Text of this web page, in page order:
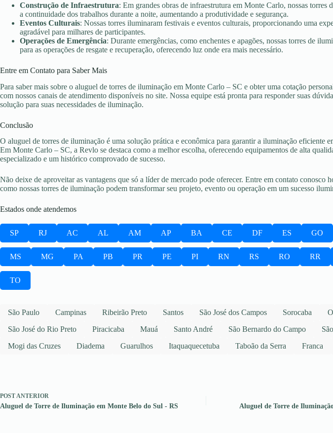
Construção de Infraestrutura: Em grandes obras de infraestrutura em Monte Carlo, nossas torres
a continuidade dos trabalhos durante a noite, aumentando a produtividade e segurança.
Eventos Culturais: Nossas torres iluminaram festivais e eventos culturais, proporcionando uma
agradável para milhares de participantes.
Operações de Emergência: Durante emergências, como enchentes e apagões, nossas torres de
para as operações de resgate e recuperação, oferecendo luz onde era mais necessário.
Entre em Contato para Saber Mais
Para saber mais sobre o aluguel de torres de iluminação em Monte Carlo – SC e obter uma cotação
com nossos canais de atendimento disponíveis no site. Nossa equipe está pronta para responder suas
solução para suas necessidades de iluminação.
Conclusão
O aluguel de torres de iluminação é uma solução prática e econômica para garantir a iluminação eficiente
Em Monte Carlo – SC, a Revlo se destaca como a melhor escolha, oferecendo equipamentos de alta
especializado e um histórico comprovado de sucesso.
Não deixe de aproveitar as vantagens que só a líder de mercado pode oferecer. Entre em contato conosco
como nossas torres de iluminação podem transformar seu projeto, evento ou operação em um sucesso
Estados onde atendemos
SP RJ AC AL AM AP BA CE DF ES GO
MS MG PA PB PR PE PI RN RS RO RR
TO
São Paulo Campinas Ribeirão Preto Santos São José dos Campos Sorocaba
São José do Rio Preto
Piracicaba Mauá Santo André São Bernardo do Campo
Mogi das Cruzes
Diadema Guarulhos Itaquaquecetuba Taboão da Serra Franca
POSTANTERIOR
Aluguel de Torre de Iluminação em Monte Belo do Sul - RS Aluguel de Torre de